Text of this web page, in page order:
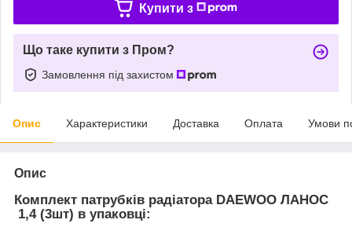
Купити з
Що таке купити з Пром?
Замовлення під захистом
Опис Характеристики Доставка Оплата Умови
Опис
Комплект патрубків радіатора DAEWOO ЛАНОС
1,4 (3шт) в упаковці: